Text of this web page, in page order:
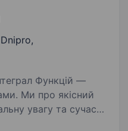
Dnipro,
Ми про якісний
увагу та сучасні